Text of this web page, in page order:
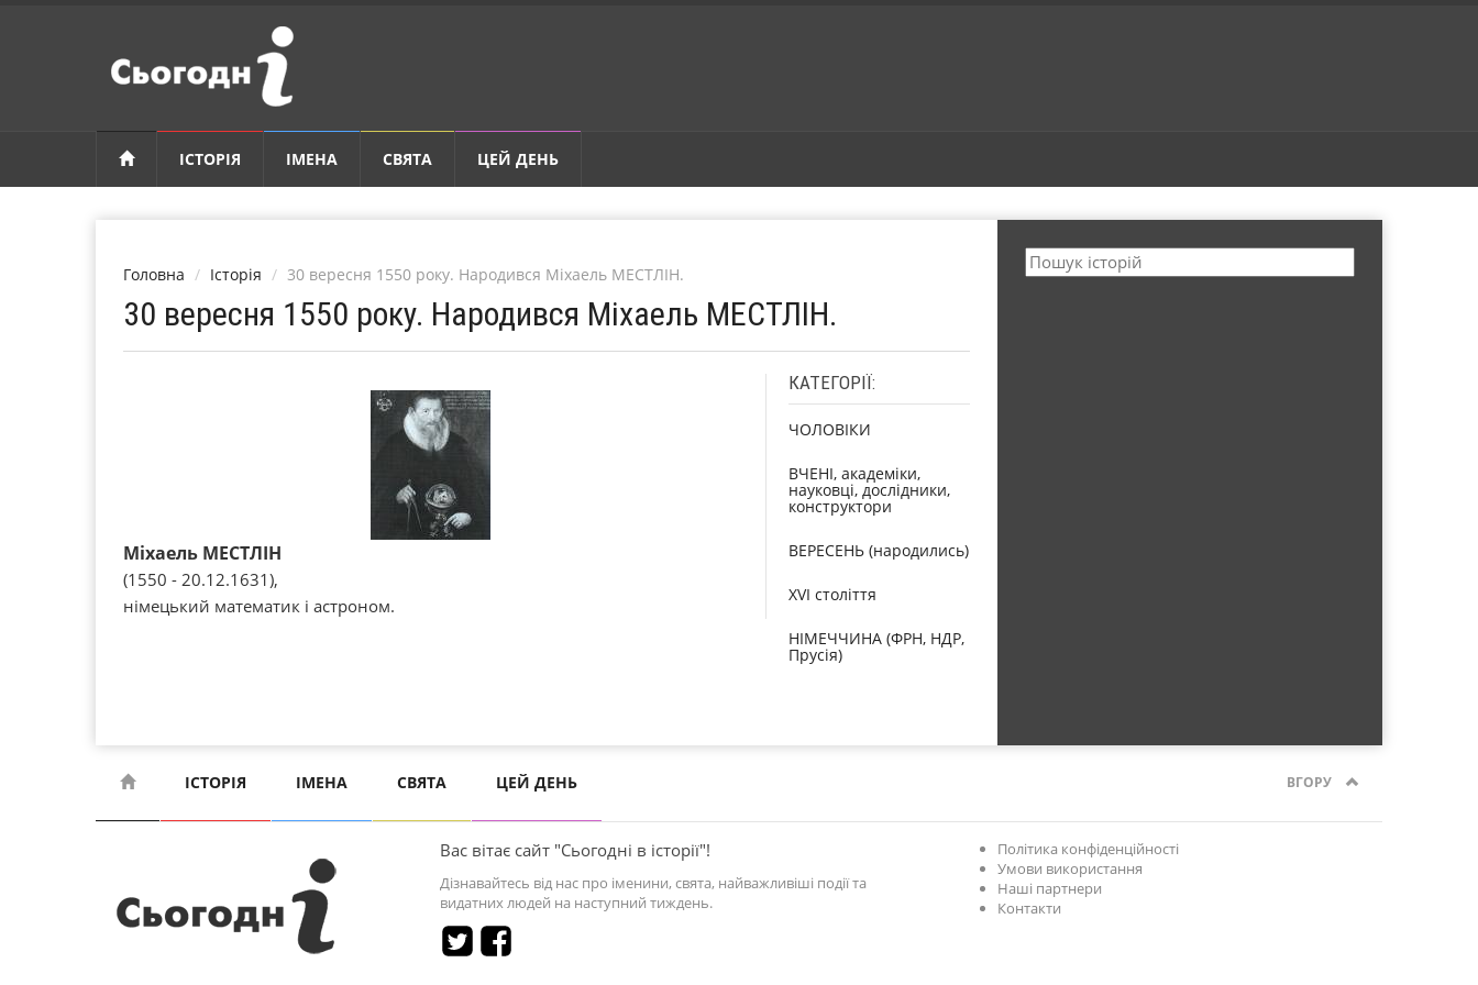
ІСТОРІЯ ІМЕНА СВЯТА ЦЕЙ ДЕНЬ
Головна Історія 30 вересня 1550 року. Народився Міхаель МЕСТЛІН.
30 вересня 1550 року. Народився Міхаель МЕСТЛІН.
Міхаель МЕСТЛІН
(1550 - 20.12.1631),
німецький математик і астроном.
КАТЕГОРІЇ:
ЧОЛОВІКИ
ВЧЕНІ, академіки,
науковці, дослідники,
конструктори
ВЕРЕСЕНЬ (народились)
XVI століття
НІМЕЧЧИНА (ФРН, НДР,
Прусія)
ІСТОРІЯ ІМЕНА СВЯТА ЦЕЙ ДЕНЬ ВГОРУ
Вас вітає сайт "Сьогодні в історії"!
Дізнавайтесь від нас про іменини, свята, найважливіші події та
видатних людей на наступний тиждень.
Політика конфіденційності
Умови використання
Наші партнери
Контакти